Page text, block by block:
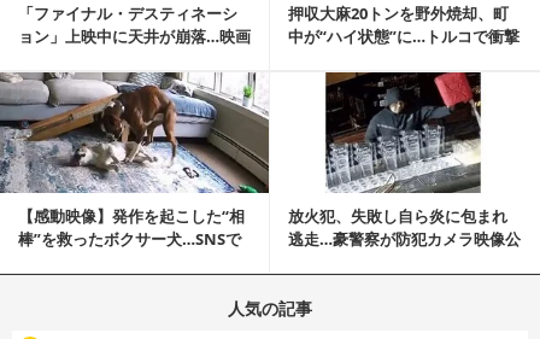
「ファイナル・デスティネーシ
ョン」上映中に天井が崩落…映画
押収大麻20トンを野外焼却、町
中が“ハイ状態”に…トルコで衝撃
【感動映像】発作を起こした“相
棒”を救ったボクサー犬…SNSで
放火犯、失敗し自ら炎に包まれ
逃走…豪警察が防犯カメラ映像公
記事を読む
人気の記事